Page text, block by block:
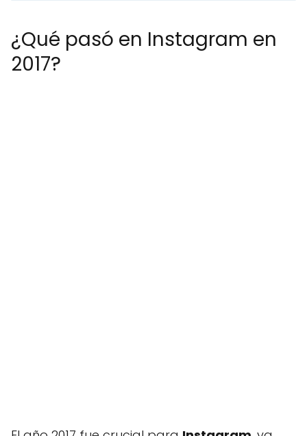
¿Qué pasó en Instagram en
2017?